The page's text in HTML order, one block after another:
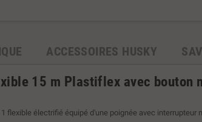
ACCESSOIRES HUSKY
15 m Plastiflex avec bouton
flexible électrifié équipé d'une poignée avec interrupteur